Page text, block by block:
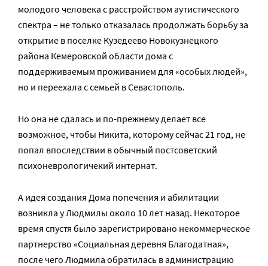
молодого человека с расстройством аутистического
спектра – не только отказалась продолжать борьбу за
открытие в поселке Кузедеево Новокузнецкого
района Кемеровской области дома с
поддерживаемым проживанием для «особых людей»,
но и переехала с семьей в Севастополь.
Но она не сдалась и по-прежнему делает все
возможное, чтобы Никита, которому сейчас 21 год, не
попал впоследствии в обычный постсоветский
психоневрологичекий интернат.
А идея создания Дома попечения и абилитации
возникла у Людмилы около 10 лет назад. Некоторое
время спустя было зарегистрировано некоммерческое
партнерство «Социальная деревня Благодатная»,
после чего Людмила обратилась в администрацию